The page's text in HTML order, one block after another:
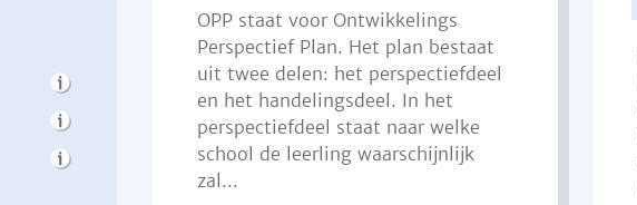
OPP staat voor Ontwikkelings
Perspectief Plan. Het plan bestaat
uit twee delen: het perspectiefdeel
en het handelingsdeel. In het
perspectiefdeel staat naar welke
school de leerling waarschijnlijk
zal...